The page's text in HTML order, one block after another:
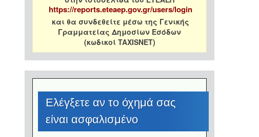
https://reports.eteaep.gov.gr/users/login
και θα συνδεθείτε μέσω της Γενικής
Γραμματείας Δημοσίων Εσόδων
(κωδικοί TAXISNET)
Eλέγξετε αν το όχημά σας
είναι ασφαλισμένο